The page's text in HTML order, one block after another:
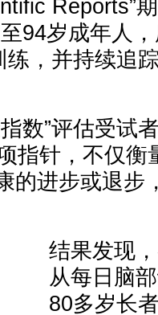
Reports”
94岁成年人
，并持续追
数”评估受试
指针，不仅衡
的进步或退步
结果发现
从每日脑
80多岁长